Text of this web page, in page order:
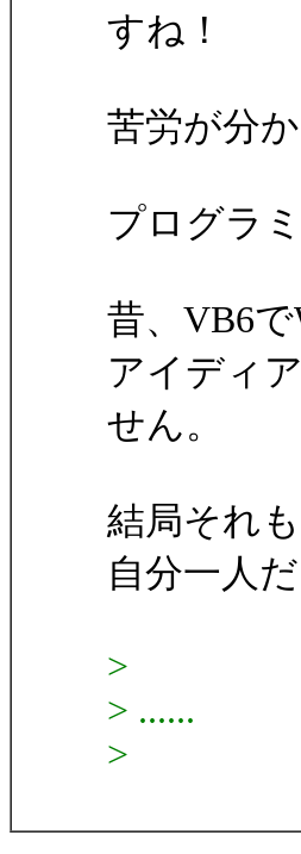
すね！
苦労が分
プログラ
昔、VB6
アイディ
せん。
結局それ
自分一人
>
> ......
>